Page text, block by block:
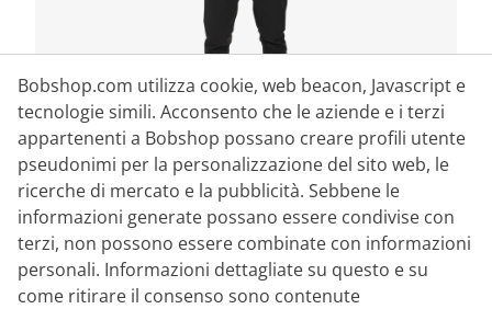
ENDURA
Set (2 articoli) Singletrack Thermal
210,95 € 229,90 €
Bobshop.com utilizza cookie, web beacon, Javascript e
tecnologie simili. Acconsento che le aziende e i terzi
appartenenti a Bobshop possano creare profili utente
pseudonimi per la personalizzazione del sito web, le
ricerche di mercato e la pubblicità. Sebbene le
informazioni generate possano essere condivise con
terzi, non possono essere combinate con informazioni
personali. Informazioni dettagliate su questo e su
come ritirare il consenso sono contenute